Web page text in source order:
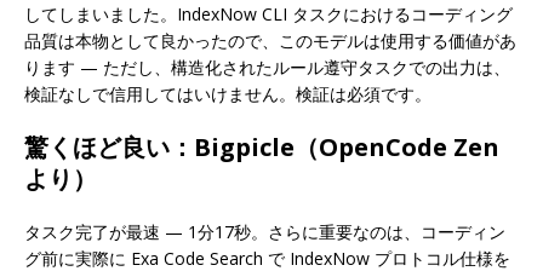
してしまいました。IndexNow CLI タスクにおけるコーディング
品質は本物として良かったので、このモデルは使用する価値があ
ります — ただし、構造化されたルール遵守タスクでの出力は、
検証なしで信用してはいけません。検証は必須です。
驚くほど良い：Bigpicle（OpenCode Zen
より）
タスク完了が最速 — 1分17秒。さらに重要なのは、コーディン
グ前に実際に Exa Code Search で IndexNow プロトコル仕様を